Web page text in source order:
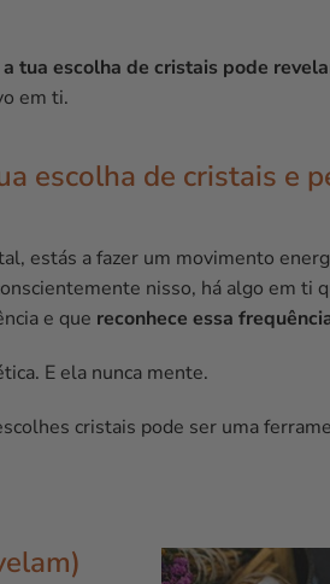
tua escolha de cristais pode
em ti.
escolha de cristais e
estás a fazer um movimento
nisso, há algo em ti
e que reconhece essa
E ela nunca mente.
cristais pode ser uma